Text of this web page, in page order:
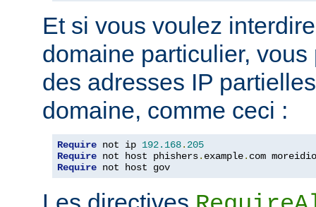
Et si vous voulez
domaine particulier,
des adresses IP
domaine, comme ceci :
Require not ip 192.168. 205
Require not host phishers. example. com
Require not host gov